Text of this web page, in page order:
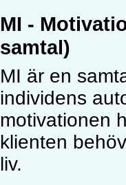
MI -
samtal)
MI är en
individens
motivationen
klienten
liv.